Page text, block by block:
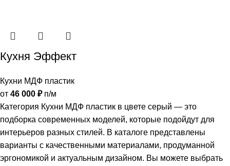
Кухня Эффект
Кухни МДФ пластик
от 46 000 ₽п/м
Категория Кухни МДФ пластик в цвете серый — это
подборка современных моделей, которые подойдут для
интерьеров разных стилей. В каталоге представлены
варианты с качественными материалами, продуманной
эргономикой и актуальным дизайном. Вы можете выбрать